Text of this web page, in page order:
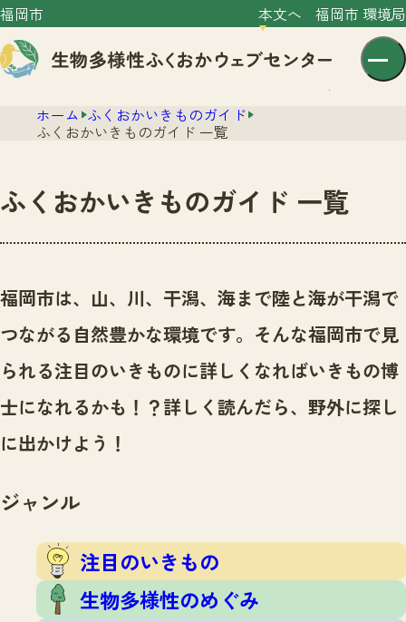
福岡市 本文へ 福岡市 環境局
センター紹介
センター紹介TOP
サイトポリシー
プライバシーポリシー
ニュースTOP
市の取組み
いきものガイド
いきものガイドTOP
注目のいきもの
生物多様性のめぐみ
保全アクション
イベント
いきもの調査隊
調査レポート
調査結果
ふくおかいきものマップ
マッチング
マッチングTOP
掲載申し込みフォーム
お問合せ
ホーム ふくおかいきものガイド
ふくおかいきものガイド 一覧
ふくおかいきものガイド 一覧
福岡市は、山、川、干潟、海まで陸と海が干潟で
つながる自然豊かな環境です。 そんな福岡市で見
られる注目のいきものに詳しくなればいきもの博
士になれるかも！？詳しく読んだら、野外に探し
に出かけよう！
ジャンル
注目のいきもの
生物多様性のめぐみ